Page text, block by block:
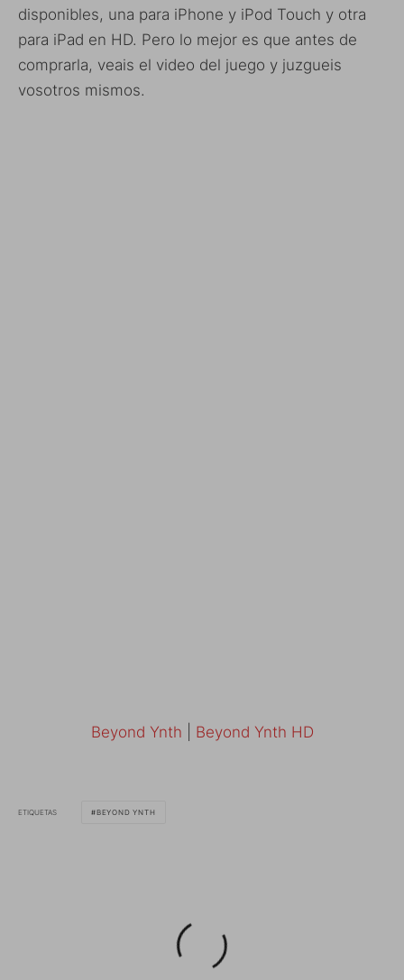
disponibles, una para iPhone y iPod Touch y otra
para iPad en HD. Pero lo mejor es que antes de
comprarla, veais el video del juego y juzgueis
vosotros mismos.
Beyond Ynth Beyond Ynth HD
ETIQUETAS BEYOND YNTH